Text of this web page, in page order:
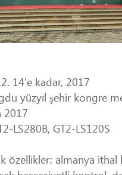
14'e kadar, 2017
yüzyıl şehir kongre
2017
LS280B, GT2-LS120S
özellikler: almanya